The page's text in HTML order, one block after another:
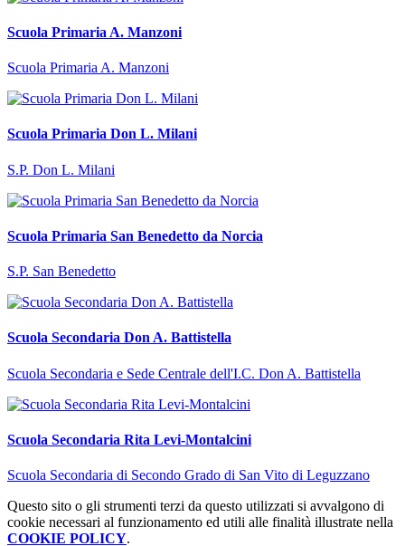
Scuola Primaria A. Manzoni
Scuola Primaria A. Manzoni
Scuola Primaria Don L. Milani
S.P. Don L. Milani
Scuola Primaria San Benedetto da Norcia
S.P. San Benedetto
Scuola Secondaria Don A. Battistella
Scuola Secondaria e Sede Centrale dell'I.C. Don A. Battistella
Scuola Secondaria Rita Levi-Montalcini
Scuola Secondaria di Secondo Grado di San Vito di Leguzzano
Questo sito o gli strumenti terzi da questo utilizzati si avvalgono di
cookie necessari al funzionamento ed utili alle finalità illustrate nella
COOKIE POLICY.